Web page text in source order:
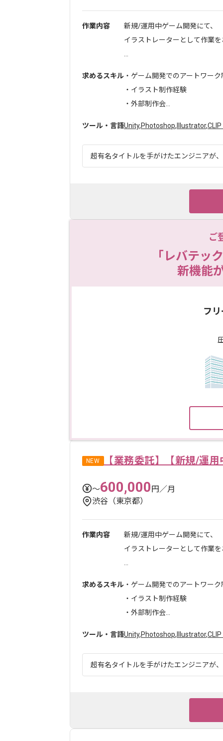
作業内容
新規/運用中ゲーム開発にて、
イラストレーターとして作業
求めるスキル ・ゲーム開発でのアートワー
・イラスト制作経験
・外部制作会...
ツール・言語Unity,Photoshop, Illustrator,
超有名タイトルを手がけたエンジニアが
ご
「レバテッ
新機能
フ
NEW 【業務委託】【新規/運
〜600,000円／月
渋谷（東京都）
作業内容
新規/運用中ゲーム開発にて、
イラストレーターとして作業
求めるスキル ・ゲーム開発でのアートワー
・イラスト制作経験
・外部制作会...
ツール・言語Unity,Photoshop, Illustrator,
超有名タイトルを手がけたエンジニアが